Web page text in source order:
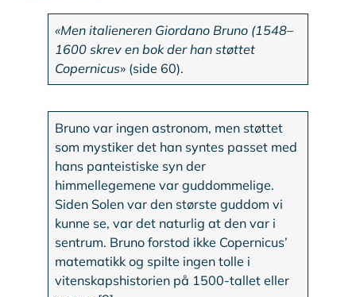
«Men italieneren Giordano Bruno (1548–
1600 skrev en bok der han støttet
Copernicus» (side 60).
Bruno var ingen astronom, men støttet
som mystiker det han syntes passet med
hans panteistiske syn der
himmellegemene var guddommelige.
Siden Solen var den største guddom vi
kunne se, var det naturlig at den var i
sentrum. Bruno forstod ikke Copernicus’
matematikk og spilte ingen tolle i
vitenskapshistorien på 1500-tallet eller